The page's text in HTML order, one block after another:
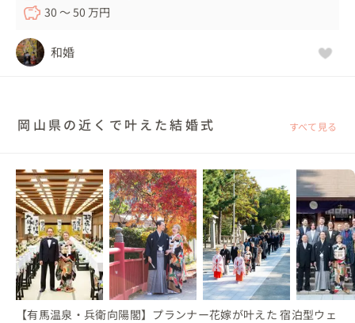
30 〜 50 万円
和婚
岡山県の近くで叶えた結婚式 すべて見る
【有馬温泉・兵衛向陽閣】プランナー花嫁が叶えた 宿泊型ウェ